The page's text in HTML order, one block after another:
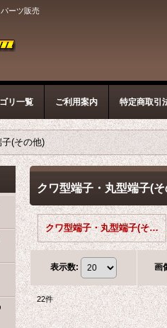
ーツ販売
リ一覧 ご利用案内 特定商取引
(その他)
クワ型端子・丸型端子(
クワ型端子・丸型端子(その他) (全商品)
表示数: 画
22件